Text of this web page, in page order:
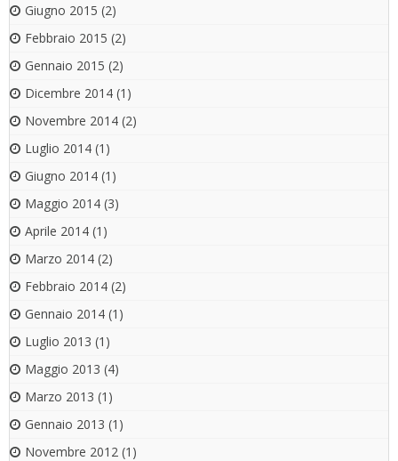
Giugno 2015 (2)
Febbraio 2015 (2)
Gennaio 2015 (2)
Dicembre 2014 (1)
Novembre 2014 (2)
Luglio 2014 (1)
Giugno 2014 (1)
Maggio 2014 (3)
Aprile 2014 (1)
Marzo 2014 (2)
Febbraio 2014 (2)
Gennaio 2014 (1)
Luglio 2013 (1)
Maggio 2013 (4)
Marzo 2013 (1)
Gennaio 2013 (1)
Novembre 2012 (1)